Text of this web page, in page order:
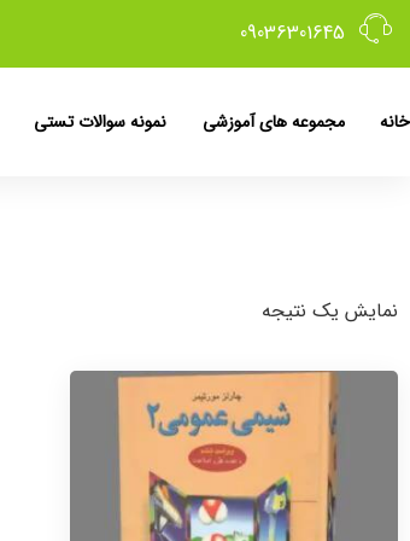
09036301645
خانه مجموعه های آموزشی نمونه سوالات تستی
نمایش یک نتیجه